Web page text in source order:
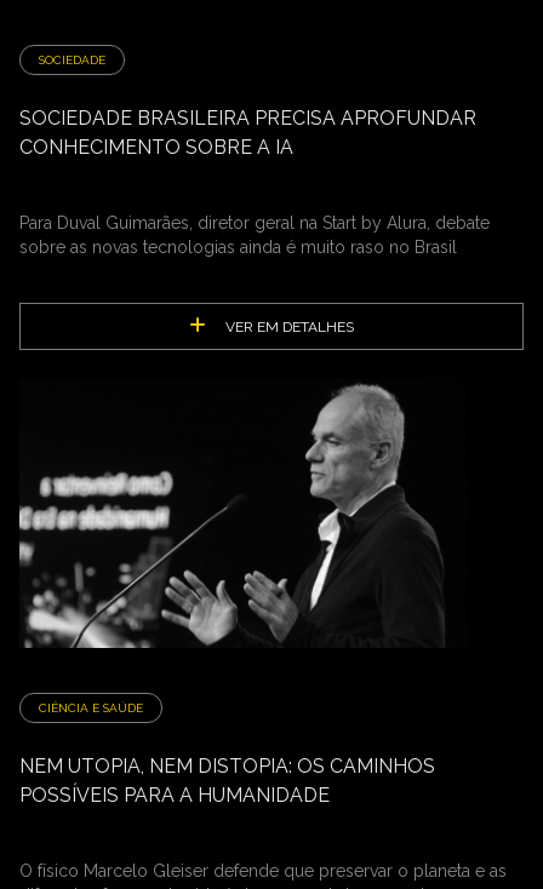
SOCIEDADE
SOCIEDADE BRASILEIRA PRECISA APROFUNDAR
CONHECIMENTO SOBRE A IA
Para Duval Guimarães, diretor geral na Start by Alura, debate
sobre as novas tecnologias ainda é muito raso no Brasil
VER EM DETALHES
CIÊNCIA E SAÚDE
NEM UTOPIA, NEM DISTOPIA: OS CAMINHOS
POSSÍVEIS PARA A HUMANIDADE
O físico Marcelo Gleiser defende que preservar o planeta e as